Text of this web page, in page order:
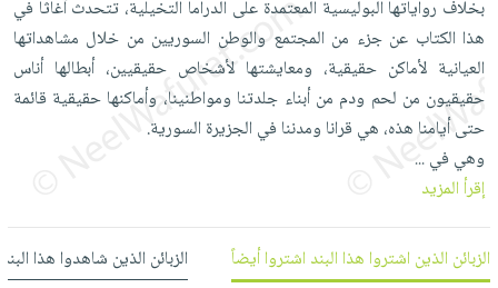
Apple
العناية
بالجسم
العناية
بالأسنان
الحمية
والتغذية
الطهي
أدوات
الخبز
أدوات
المائدة
الأوعية
والتخزين
المطبخ
الهدايا
أقسام
الأكثر
مبيعاً
العودة
للمدارس
اكسسوارات
كتب
شحن
مجاني
بنود
مختارة
كلبحث
بخلاف رواياتها البوليسية المعتمدة على الدراما التخيلية، تتحدث آغاثا في
هذا الكتاب عن جزء من المجتمع والوطن السوريين من خلال مشاهداتها
العيانية لأماكن حقيقية، ومعايشتها لأشخاص حقيقيين، أبطالها أناس
حقيقيون من لحم ودم من أبناء جلدتنا ومواطنينا، وأماكنها حقيقية قائمة
حتى أيامنا هذه، هي قرانا ومدننا في الجزيرة السورية.
وهي في...
إقرأ المزيد
الزبائن الذين اشتروا هذا البند اشتروا أيضاً الزبائن الذين شاهدوا هذا